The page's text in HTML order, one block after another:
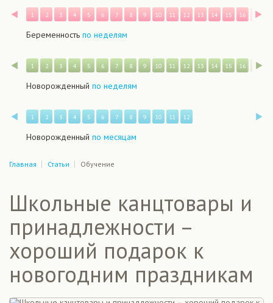
Назад
1 2 3 4 5 6 7 8 9 10 11 12 13 14 15 16 17
Беременность по неделям
Назад
1 2 3 4 5 6 7 8 9 10 11 12 13 14 15 16 17
Новорожденный по неделям
Назад
1 2 3 4 5 6 7 8 9 10 11 12
Новорожденный по месяцам
Главная Статьи Обучение
Школьные канцтовары и
принадлежности –
хороший подарок к
новогодним праздникам